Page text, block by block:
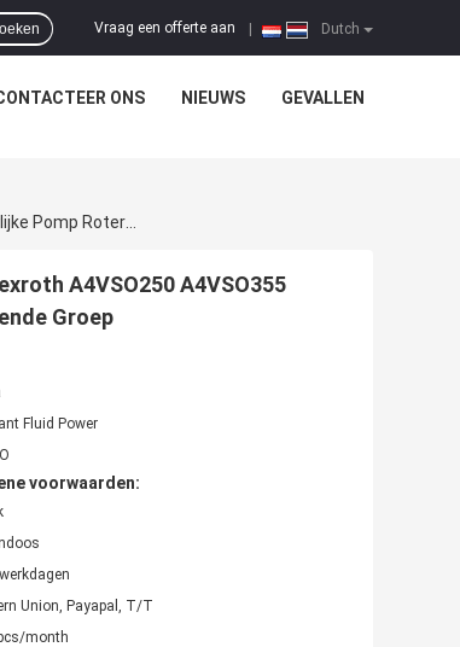
Dutch
Vraag een offerte aan
ONS NIEUWS GEVALLEN
A4VSO250 A4VSO355
Groep
Fluid Power
voorwaarden:
Union, Payapal, T/T
month